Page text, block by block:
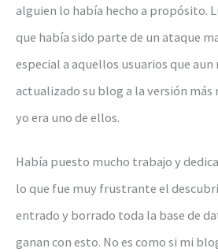
alguien lo había hecho a propósito.
que había sido parte de un ataque
especial a aquellos usuarios que aun
actualizado su blog a la versión
yo era uno de ellos.
Había puesto mucho trabajo y
lo que fue muy frustrante el
entrado y borrado toda la base de
ganan con esto. No es como si mi